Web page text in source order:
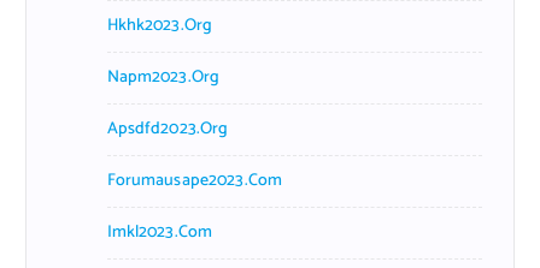
Hkhk2023.org
Napm2023.org
Apsdfd2023.org
Forumausape2023.com
Imkl2023.com